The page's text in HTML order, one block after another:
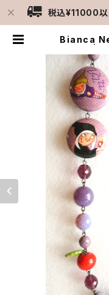
税込¥11000以
Bianca